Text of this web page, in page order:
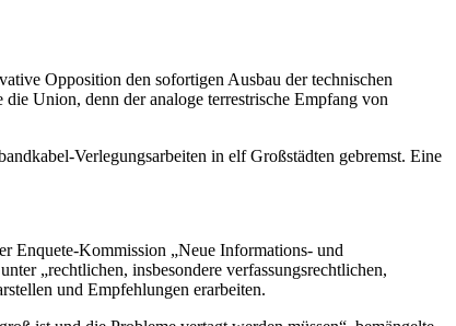
Opposition den sofortigen Ausbau der technischen
Union, denn der analoge terrestrische Empfang von
Verlegungsarbeiten in elf Großstädten gebremst. Eine
Enquete-Kommission „Neue Informations- und
„rechtlichen, insbesondere verfassungsrechtlichen,
und Empfehlungen erarbeiten.